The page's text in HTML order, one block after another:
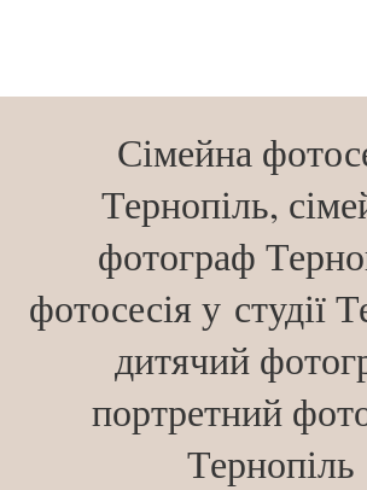
Сімейна
Тернопіль,
фотограф
фотосесія у студії
дитячий
портретний
Тернопіль